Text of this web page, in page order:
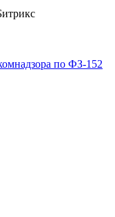
по ФЗ-152